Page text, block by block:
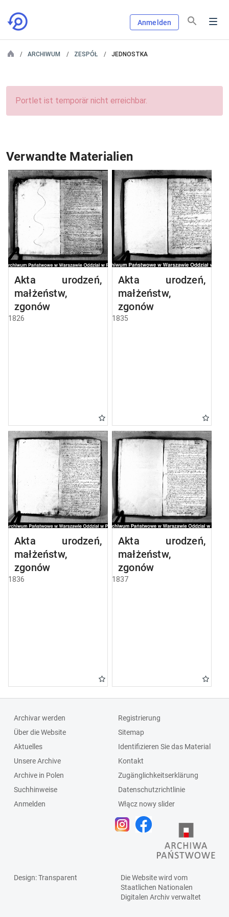
Anmelden
ARCHIWUM ZESPÓŁ JEDNOSTKA
Portlet ist temporär nicht erreichbar.
Verwandte Materialien
Akta urodzeń,
małżeństw,
zgonów
1826
Akta urodzeń,
małżeństw,
zgonów
1835
Akta urodzeń,
małżeństw,
zgonów
1836
Akta urodzeń,
małżeństw,
zgonów
1837
Archivar werden
Über die Website
Aktuelles
Unsere Archive
Archive in Polen
Suchhinweise
Anmelden
Registrierung
Sitemap
Identifizieren Sie das Material
Kontakt
Zugänglichkeitserklärung
Datenschutzrichtlinie
Włącz nowy slider
Design: Transparent
Die Website wird vom
Staatlichen Nationalen
Digitalen Archivverwaltet